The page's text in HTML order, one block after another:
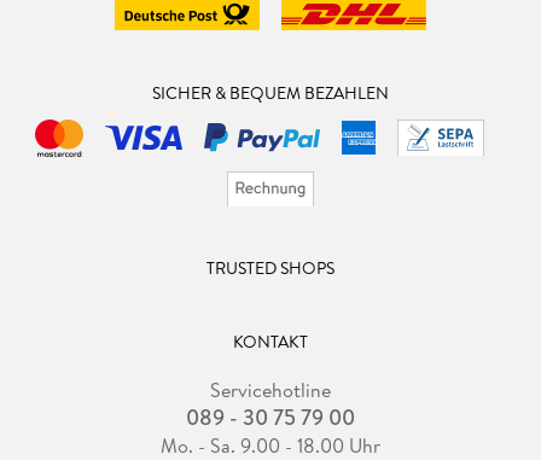
SICHER & BEQUEM BEZAHLEN
TRUSTED SHOPS
KONTAKT
Servicehotline
089 - 30 75 79 00
Mo. - Sa. 9.00 - 18.00 Uhr